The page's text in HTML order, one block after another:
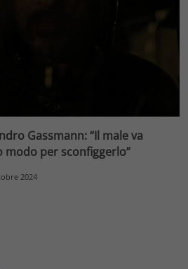
Gassmann: “Il male va
modo per sconfiggerlo”
2024